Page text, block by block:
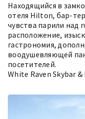
Находящийся в
отеля Hilton, бар-
чувства парили над
расположение,
гастрономия,
воодушевляющей
посетителей.
White Raven Skybar &